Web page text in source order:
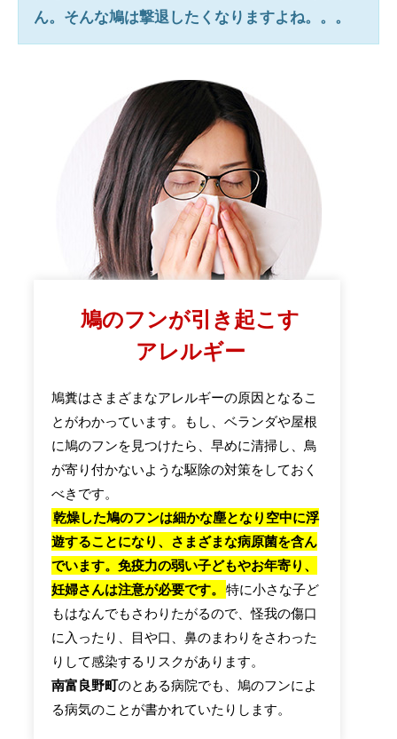
ん。そんな鳩は撃退したくなりますよね。。。
鳩のフンが引き起こす
アレルギー
鳩糞はさまざまなアレルギーの原因となるこ
とがわかっています。もし、ベランダや屋根
に鳩のフンを見つけたら、早めに清掃し、鳥
が寄り付かないような駆除の対策をしておく
べきです。
乾燥した鳩のフンは細かな塵となり空中に浮
遊することになり、さまざまな病原菌を含ん
でいます。免疫力の弱い子どもやお年寄り、
妊婦さんは注意が必要です。
特に小さな子ど
もはなんでもさわりたがるので、怪我の傷口
に入ったり、目や口、鼻のまわりをさわった
りして感染するリスクがあります。
南富良野町のとある病院でも、鳩のフンによ
る病気のことが書かれていたりします。